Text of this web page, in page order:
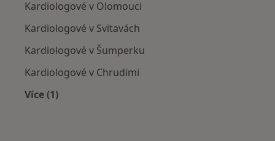
Kardiologové v Olomouci
Kardiologové v Svitavách
Kardiologové v Šumperku
Kardiologové v Chrudimi
Více (1)